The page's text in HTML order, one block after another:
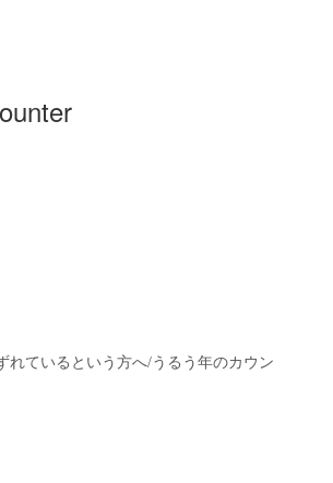
れているという方へ/うるう年のカウン